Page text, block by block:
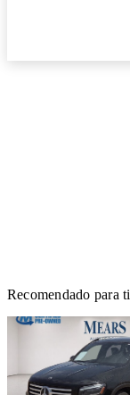
Recomendado para ti